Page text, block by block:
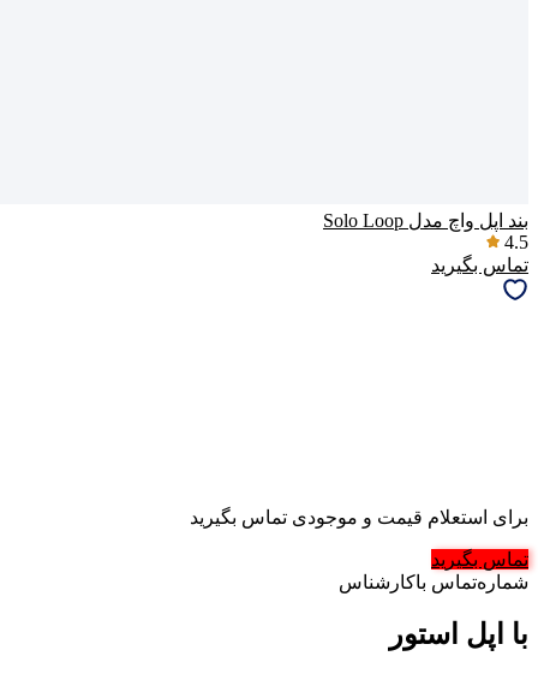
بند اپل واچ مدل Solo Loop
4.5
تماس بگیرید
برای استعلام قیمت و موجودی تماس بگیرید
تماس بگیرید
شماره‌تماس‌ با‌کارشناس
با اپل استور